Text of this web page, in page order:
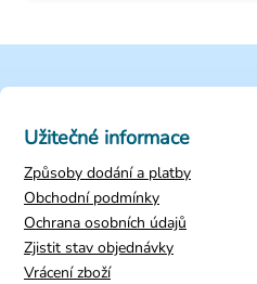
Užitečné informace
Způsoby dodání a platby
Obchodní podmínky
Ochrana osobních údajů
Zjistit stav objednávky
Vrácení zboží